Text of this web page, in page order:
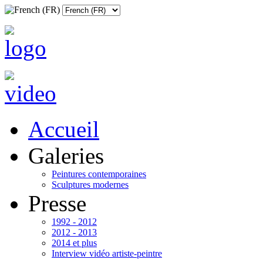
Accueil
Galeries
Peintures contemporaines
Sculptures modernes
Presse
1992 - 2012
2012 - 2013
2014 et plus
Interview vidéo artiste-peintre